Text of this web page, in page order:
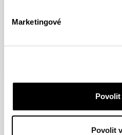
Marketingové
Povolit
Povolit
Hard Choice /